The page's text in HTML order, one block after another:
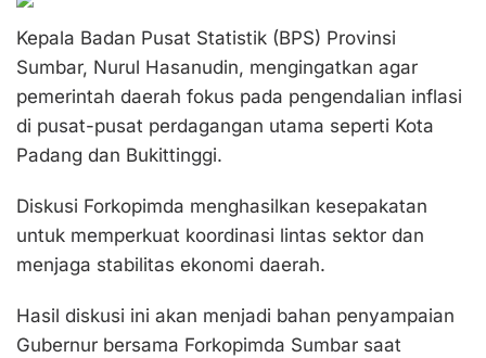
Kepala Badan Pusat Statistik (BPS) Provinsi
Sumbar, Nurul Hasanudin, mengingatkan agar
pemerintah daerah fokus pada pengendalian inflasi
di pusat-pusat perdagangan utama seperti Kota
Padang dan Bukittinggi.
Diskusi Forkopimda menghasilkan kesepakatan
untuk memperkuat koordinasi lintas sektor dan
menjaga stabilitas ekonomi daerah.
Hasil diskusi ini akan menjadi bahan penyampaian
Gubernur bersama Forkopimda Sumbar saat